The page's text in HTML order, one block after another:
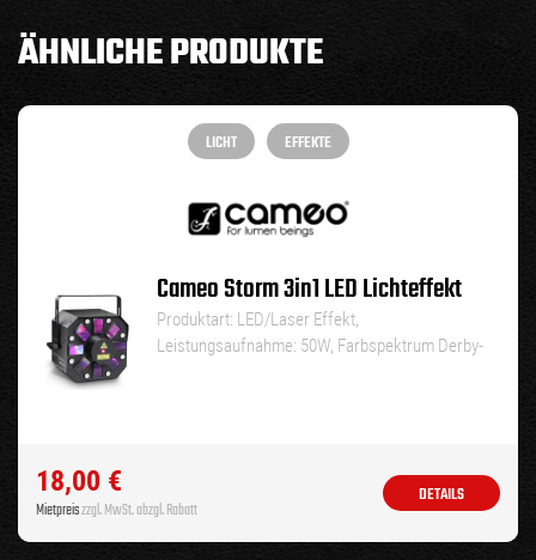
ÄHNLICHE PRODUKTE
LICHT EFFEKTE
Cameo Storm 3in1 LED Lichteffekt
Produktart: LED/Laser Effekt,
Leistungsaufnahme: 50W, Farbspektrum Derby-
18,00 €
Mietpreiszzgl. MwSt. abzgl. Rabatt
DETAILS